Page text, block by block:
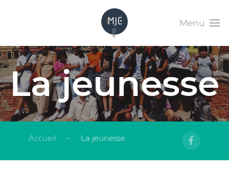
Menu
La jeunesse
Accueil La jeunesse